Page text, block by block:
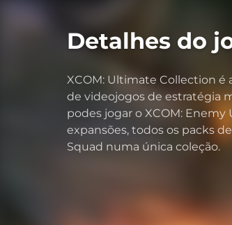
Detalhes do
XCOM: Ultimate Collection é
de videojogos de estratégia
podes jogar o XCOM: Enemy
expansões, todos os packs
Squad numa única coleção.